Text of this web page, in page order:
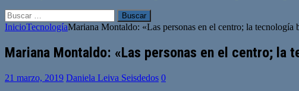
Buscar:
InicioTecnologíaMariana Montaldo: «Las personas en el centro; la
Mariana Montaldo: «Las personas en el centro; la
21 marzo, 2019 Daniela Leiva Seisdedos 0